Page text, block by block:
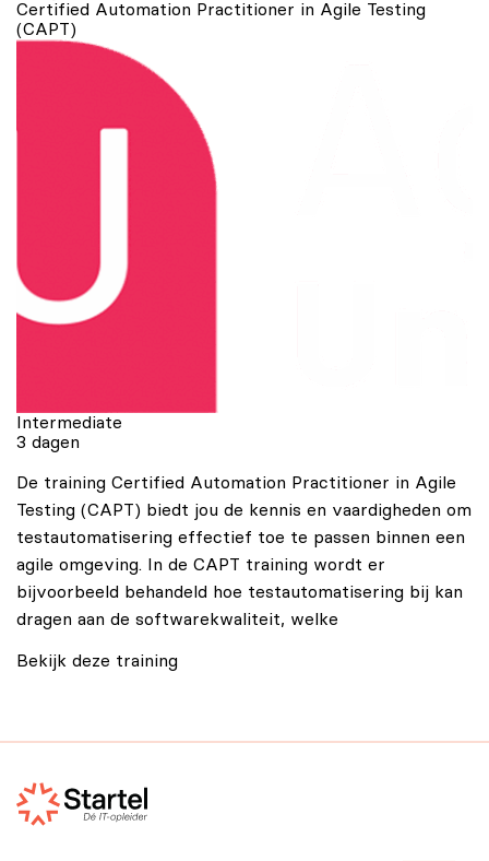
Certified Automation Practitioner in Agile Testing
(CAPT)
Intermediate
3 dagen
De training Certified Automation Practitioner in Agile
Testing (CAPT) biedt jou de kennis en vaardigheden om
testautomatisering effectief toe te passen binnen een
agile omgeving. In de CAPT training wordt er
bijvoorbeeld behandeld hoe testautomatisering bij kan
dragen aan de softwarekwaliteit, welke
Bekijk deze training